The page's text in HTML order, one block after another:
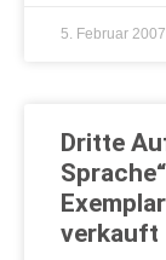
5. Februar 2007
Dritte
verkauft